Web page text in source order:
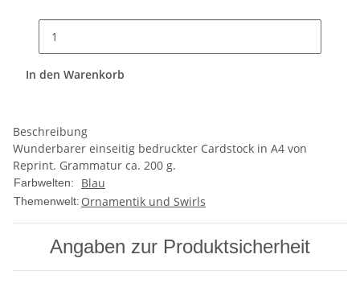
In den Warenkorb
Beschreibung
Wunderbarer einseitig bedruckter Cardstock in A4 von
Reprint. Grammatur ca. 200 g.
Farbwelten: Blau
Themenwelt: Ornamentik und Swirls
Angaben zur Produktsicherheit